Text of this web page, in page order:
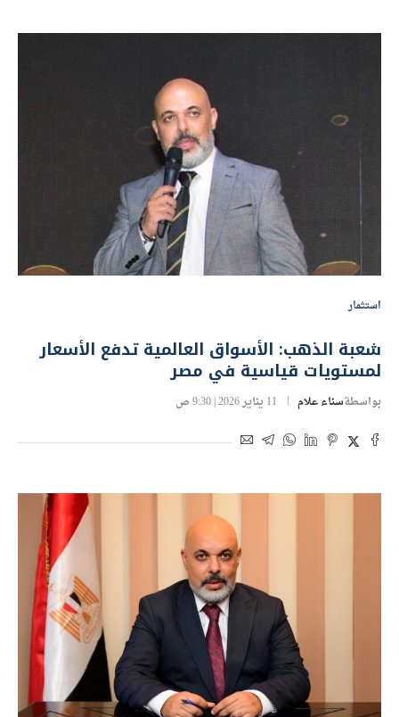
استثمار
شعبة الذهب: الأسواق العالمية تدفع الأسعار
لمستويات قياسية في مصر
بواسطةسناء علام 11 يناير 2026 | 9:30 ص